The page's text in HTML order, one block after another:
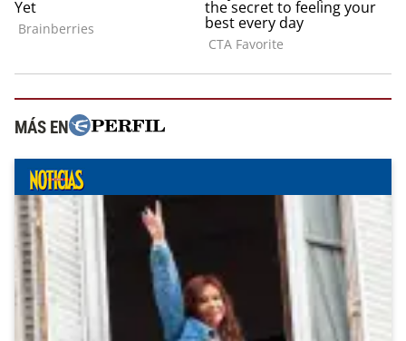
MÁS EN